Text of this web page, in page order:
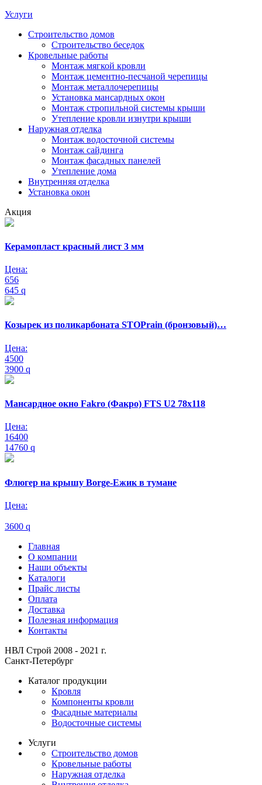
Услуги
Строительство домов
Строительство беседок
Кровельные работы
Монтаж мягкой кровли
Монтаж цементно-песчаной черепицы
Монтаж металлочерепицы
Установка мансардных окон
Монтаж стропильной системы крыши
Утепление кровли изнутри крыши
Наружная отделка
Монтаж водосточной системы
Монтаж сайдинга
Монтаж фасадных панелей
Утепление дома
Внутренняя отделка
Установка окон
Акция
Керамопласт красный лист 3 мм
Цена:
656
645 q
Козырек из поликарбоната STOPrain (бронзовый)…
Цена:
4500
3900 q
Мансардное окно Fakro (Факро) FTS U2 78х118
Цена:
16400
14760 q
Флюгер на крышу Borge-Ежик в тумане
Цена:
3600 q
Главная
О компании
Наши объекты
Каталоги
Прайс листы
Оплата
Доставка
Полезная информация
Контакты
НВЛ Строй 2008 - 2021 г.
Санкт-Петербург
Каталог продукции
Кровля
Компоненты кровли
Фасадные материалы
Водосточные системы
Услуги
Строительство домов
Кровельные работы
Наружная отделка